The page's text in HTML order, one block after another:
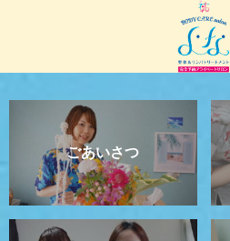
ごあいさつ